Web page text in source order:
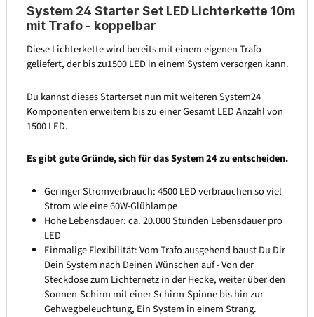
System 24 Starter Set LED Lichterkette 10m
mit Trafo - koppelbar
Diese Lichterkette wird bereits mit einem eigenen Trafo
geliefert, der bis zu1500 LED in einem System versorgen kann.
Du kannst dieses Starterset nun mit weiteren System24
Komponenten erweitern bis zu einer Gesamt LED Anzahl von
1500 LED.
Es gibt gute Gründe, sich für das System 24 zu entscheiden.
Geringer Stromverbrauch: 4500 LED verbrauchen so viel
Strom wie eine 60W-Glühlampe
Hohe Lebensdauer: ca. 20.000 Stunden Lebensdauer pro
LED
Einmalige Flexibilität: Vom Trafo ausgehend baust Du Dir
Dein System nach Deinen Wünschen auf - Von der
Steckdose zum Lichternetz in der Hecke, weiter über den
Sonnen-Schirm mit einer Schirm-Spinne bis hin zur
Gehwegbeleuchtung, Ein System in einem Strang.